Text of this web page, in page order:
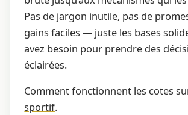
Pas de jargon inutile, pas de
gains faciles — juste les bases
avez besoin pour prendre des
éclairées.
Comment fonctionnent les cotes
sportif.